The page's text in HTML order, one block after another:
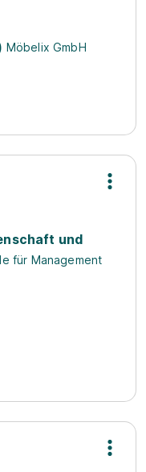
Möbelix GmbH
und
für Management